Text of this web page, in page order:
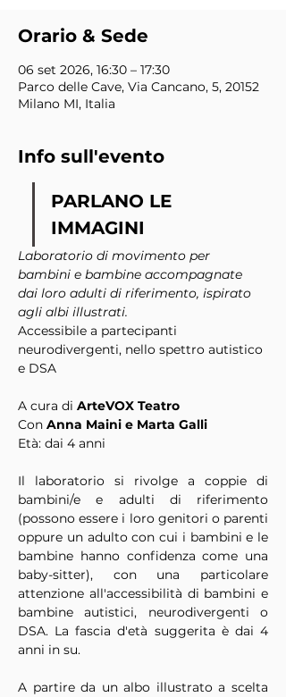
Orario & Sede
06 set 2026, 16:30 – 17:30
Parco delle Cave, Via Cancano, 5, 20152
Milano MI, Italia
Info sull'evento
PARLANO LE
IMMAGINI
Laboratorio di movimento per
bambini e bambine accompagnate
dai loro adulti di riferimento, ispirato
agli albi illustrati.
Accessibile a partecipanti
neurodivergenti, nello spettro autistico
e DSA
A cura di ArteVOX Teatro
Con Anna Maini e Marta Galli
Età: dai 4 anni
Il laboratorio si rivolge a coppie di
bambini/e e adulti di riferimento
(possono essere i loro genitori o parenti
oppure un adulto con cui i bambini e le
bambine hanno confidenza come una
baby-sitter), con una particolare
attenzione all'accessibilità di bambini e
bambine autistici, neurodivergenti o
DSA. La fascia d'età suggerita è dai 4
anni in su.
A partire da un albo illustrato a scelta